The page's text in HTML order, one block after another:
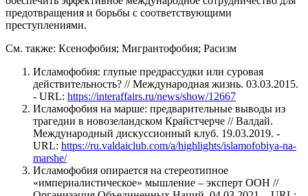
предотвращения и борьбы с соответствующими
преступлениями.
См. также: Ксенофобия; Мигрантофобия; Расизм
Исламофобия: глупые предрассудки или суровая
действительность? // Международная жизнь. 03.03.2015.
- URL: https://interaffairs.ru/news/show/12667
Исламофобия на марше: предварительные выводы из
трагедии в новозеландском Крайcтчерче // Валдай.
Международный дискуссионный клуб. 19.03.2019. -
URL: https://ru.valdaiclub.com/a/highlights/islamofobiya-na-
marshe/
Исламофобия опирается на стереотипное
«империалистическое» мышление – эксперт ООН //